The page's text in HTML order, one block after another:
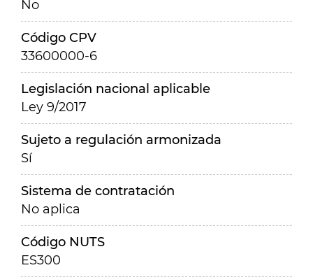
No
Código CPV
33600000-6
Legislación nacional aplicable
Ley 9/2017
Sujeto a regulación armonizada
Sí
Sistema de contratación
No aplica
Código NUTS
ES300